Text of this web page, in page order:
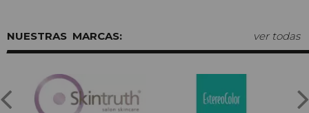
MARCAS: ver todas